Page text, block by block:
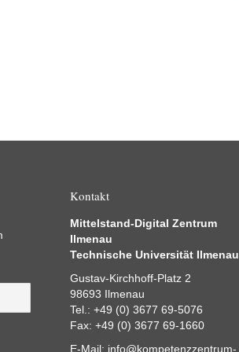
Kontakt
Mittelstand-Digital Zentrum
Ilmenau
Technische Universität Ilmenau
Gustav-Kirchhoff-Platz 2
98693 Ilmenau
Tel.: +49 (0) 3677 69-5076
Fax: +49 (0) 3677 69-1660
E-Mail: info@kompetenzzentrum-